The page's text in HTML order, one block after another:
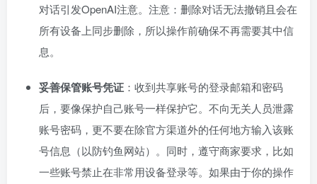
对话引发OpenAI注意。注意：删除对话无法撤销且会在
所有设备上同步删除，所以操作前确保不再需要其中信
息。
妥善保管账号凭证 ：收到共享账号的登录邮箱和密码
后，要像保护自己账号一样保护它。不向无关人员泄露
账号密码，更不要在除官方渠道外的任何地方输入该账
号信息（以防钓鱼网站）。同时，遵守商家要求，比如
一些账号禁止在非常用设备登录等。如果由于你的操作